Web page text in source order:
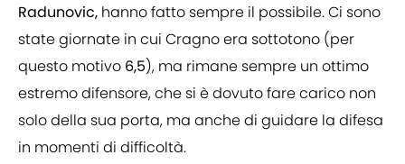
Radunovic, hanno fatto sempre il possibile. Ci sono
state giornate in cui Cragno era sottotono (per
questo motivo 6,5), ma rimane sempre un ottimo
estremo difensore, che si è dovuto fare carico non
solo della sua porta, ma anche di guidare la difesa
in momenti di difficoltà.